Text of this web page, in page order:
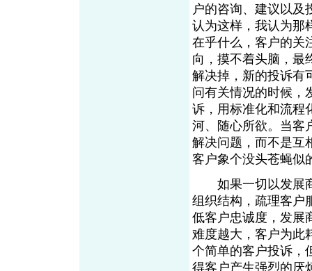
户的咨询、建议以及
认为这样，我认为那
在乎什么，客户的关
向，摸不着头脑，最
解决掉，新的投诉有
问有关情况的时候，
诉，用标准化和流程
河、随心所欲。当客
解决问题，而不是互
客户象个没头苍蝇似
如果一切以发展商
组织结构，疏理客户
低客户忠诚度，发展
难度越大，客户为此
个简单的客户投诉，
得客户产生强烈的厌